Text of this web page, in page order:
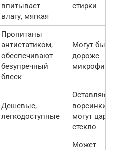
впитывает
влагу, мягкая
стирки
Пропитаны
антистатиком,
обеспечивают
безупречный
блеск
Могут быть
дороже
Дешевые,
легкодоступные
Оставляют
ворсинки,
могут
стекло
Может